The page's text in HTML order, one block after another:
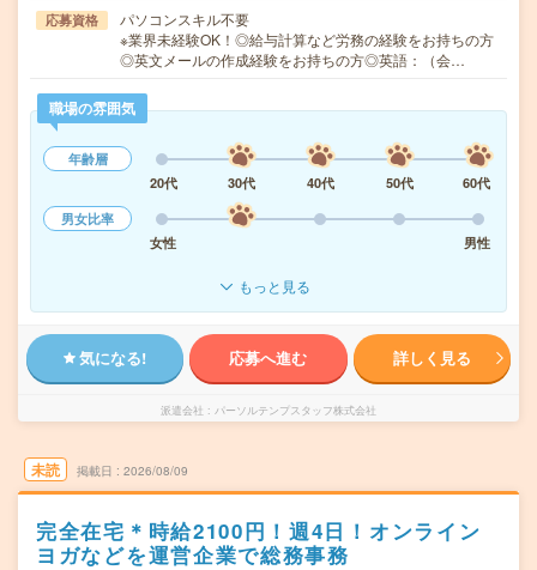
応募資格
パソコンスキル不要
※業界未経験OK！◎給与計算など労務の経験をお持ちの方
◎英文メールの作成経験をお持ちの方◎英語：（会…
職場の雰囲気
年齢層
20代
30代 40代 50代
60代
男女比率
女性
男性
もっと見る
気になる! 応募へ進む 詳しく見る
派遣会社 パーソルテンプスタッフ株式会社
未読 掲載日 2026/08/09
完全在宅＊時給2100円！週4日！オンライン
ヨガなどを運営企業で総務事務